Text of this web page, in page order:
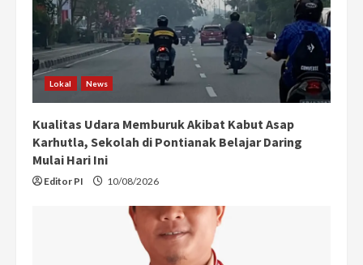
Lokal News
Kualitas Udara Memburuk Akibat Kabut Asap
Karhutla, Sekolah di Pontianak Belajar Daring
Mulai Hari Ini
Editor PI 10/08/2026